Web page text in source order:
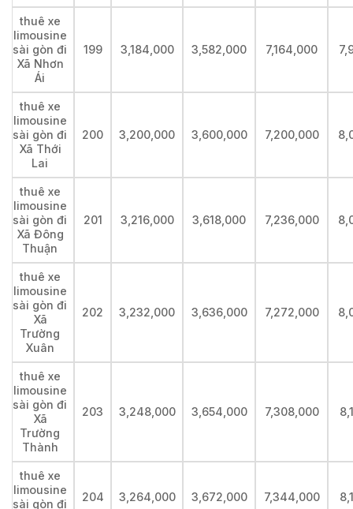
thuê xe
limousine
sài gòn đi
Xã Nhơn
Ái
199 3,184,000 3,582,000 7,164,000
thuê xe
limousine
sài gòn đi
Xã Thới
Lai
200 3,200,000 3,600,000 7,200,000
thuê xe
limousine
sài gòn đi
Xã Đông
Thuận
201 3,216,000 3,618,000 7,236,000
thuê xe
limousine
sài gòn đi
Xã
Trường
Xuân
202 3,232,000 3,636,000 7,272,000
thuê xe
limousine
sài gòn đi
Xã
Trường
Thành
203 3,248,000 3,654,000 7,308,000
thuê xe
limousine
sài gòn đi
204 3,264,000 3,672,000 7,344,000